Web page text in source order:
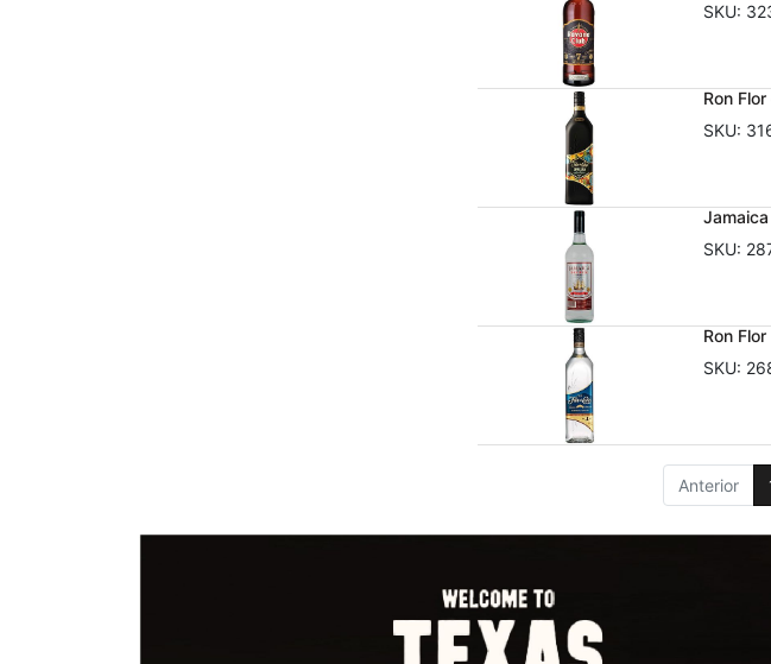
SKU:
Ron
SKU:
SKU:
Ron
SKU:
Anterior